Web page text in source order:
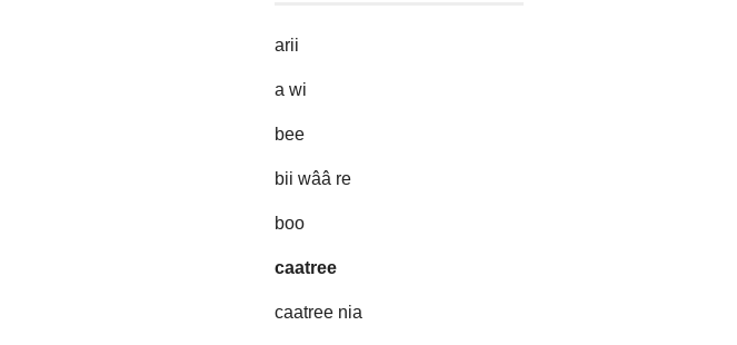
arii
a wi
bee
bii wââ re
boo
caatree
caatree nia